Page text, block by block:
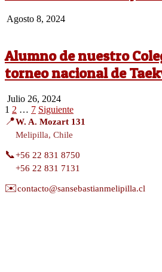
2024-
Agosto 8, 2024
Alumno de nuestro
torneo nacional de
2024-
07-
26
Julio 26, 2024
Paginación
de
entradas
1 2 … 7 Siguiente
📍W. A. Mozart 131
Melipilla, Chile
📞+56 22 831 8750
+56 22 831 7131
✉️contacto@sansebastianmelipilla.cl